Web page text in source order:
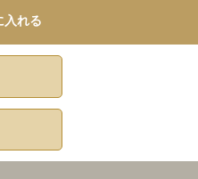
入れる